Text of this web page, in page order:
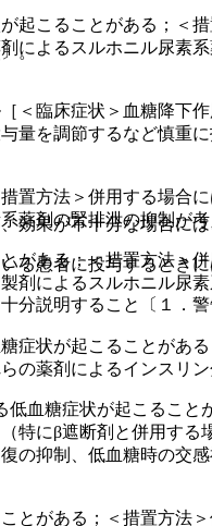
こることがある；＜
よるスルホニル尿素
臨床症状＞血糖降下
を調節するなど慎重
方法＞併用する場合
薬剤の腎排泄の抑制が
ある；＜措置方法＞
剤によるスルホニル尿
状が起こることがあ
薬剤によるインスリ
血糖症状が起こること
にβ遮断剤と併用する
の抑制、低血糖時の交
がある；＜措置方法
。
果が不十分な場合には
患者に投与するとき
説明すること〔１．